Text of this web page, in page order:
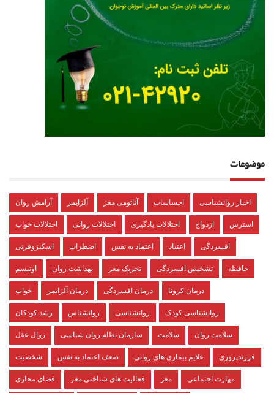
موضوعات
آرامش روان آلزایمر آناتومی مغز احساسات اخبار روانشناسی
اختلالات خواب اختلالات روانی اختلالات یادگیری ازدواج استرس
اسکیزوفرنی اضطراب اعتماد به نفس اعتیاد افسردگی
اوتیسم بهداشت روان تحریک مغز تشخیص افسردگی حافظه
خواب درمان آلزایمر درمان افسردگی درمان کرونا
رشد کودکان روانشناس روانشناسی روانشناسی کودک
زوال عقل سازمان نظام روان شناسی سلامت سلامت روان
شخصیت ضعف اعتماد به نفس علایم بیماری های روانی فرزندپروری
فضای مجازی فعالیت های شناختی مغز مغز مهارت اجتماعی